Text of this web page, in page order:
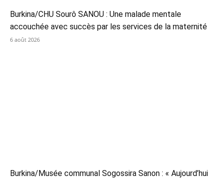
Burkina/CHU Sourô SANOU : Une malade mentale
accouchée avec succès par les services de la maternité
6 août 2026
Burkina/Musée communal Sogossira Sanon : « Aujourd’hui